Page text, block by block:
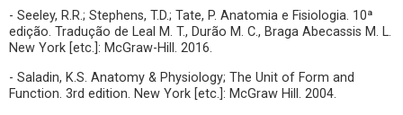
- Seeley, R.R.; Stephens, T.D.; Tate, P. Anatomia e Fisiologia. 10ª
edição. Tradução de Leal M. T., Durão M. C., Braga Abecassis M. L.
New York [etc.]: McGraw-Hill. 2016.
- Saladin, K.S. Anatomy & Physiology; The Unit of Form and
Function. 3rd edition. New York [etc.]: McGraw Hill. 2004.